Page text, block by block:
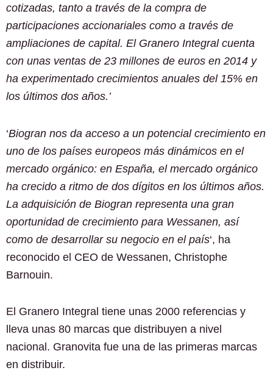
cotizadas, tanto a través de la compra de
participaciones accionariales como a través de
ampliaciones de capital. El Granero Integral cuenta
con unas ventas de 23 millones de euros en 2014 y
ha experimentado crecimientos anuales del 15% en
los últimos dos años.’
‘Biogran nos da acceso a un potencial crecimiento en
uno de los países europeos más dinámicos en el
mercado orgánico: en España, el mercado orgánico
ha crecido a ritmo de dos dígitos en los últimos años.
La adquisición de Biogran representa una gran
oportunidad de crecimiento para Wessanen, así
como de desarrollar su negocio en el país‘, ha
reconocido el CEO de Wessanen, Christophe
Barnouin.
El Granero Integral tiene unas 2000 referencias y
lleva unas 80 marcas que distribuyen a nivel
nacional. Granovita fue una de las primeras marcas
en distribuir.